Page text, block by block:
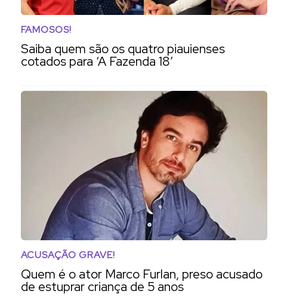
FAMOSOS!
Saiba quem são os quatro piauienses
cotados para ‘A Fazenda 18’
ACUSAÇÃO GRAVE!
Quem é o ator Marco Furlan, preso acusado
de estuprar criança de 5 anos